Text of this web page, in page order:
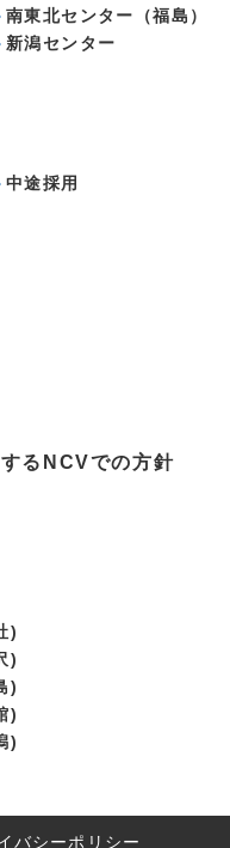
南東北センター（福島）
新潟センター
中途採用
るNCVでの方針
)
)
)
)
)
バシーポリシー